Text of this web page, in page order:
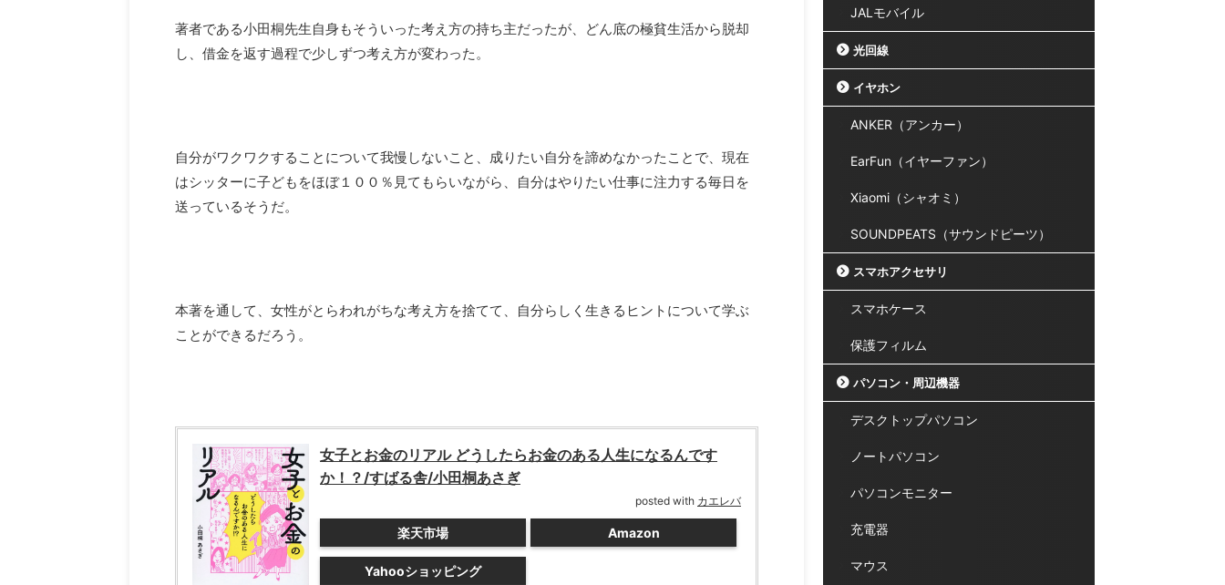
著者である小田桐先生自身もそういった考え方の持ち主だったが、どん底の極貧生活から脱却
し、借金を返す過程で少しずつ考え方が変わった。
自分がワクワクすることについて我慢しないこと、成りたい自分を諦めなかったことで、現在
はシッターに子どもをほぼ１００％見てもらいながら、自分はやりたい仕事に注力する毎日を
送っているそうだ。
本著を通して、女性がとらわれがちな考え方を捨てて、自分らしく生きるヒントについて学ぶ
ことができるだろう。
女子とお金のリアル どうしたらお金のある人生になるんです
か！？/すばる舎/小田桐あさぎ
posted with カエレバ
楽天市場 Amazon
Yahooショッピング
JALモバイル
光回線
イヤホン
ANKER（アンカー）
EarFun（イヤーファン）
Xiaomi（シャオミ）
SOUNDPEATS（サウンドピーツ）
スマホアクセサリ
スマホケース
保護フィルム
パソコン・周辺機器
デスクトップパソコン
ノートパソコン
パソコンモニター
充電器
マウス